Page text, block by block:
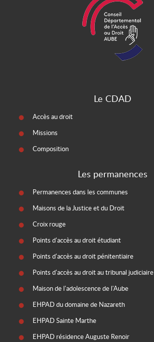
Le CDAD
Accès au droit
Missions
Composition
Les permanences
Permanences dans les communes
Maisons de la Justice et du Droit
Croix rouge
Points d'accès au droit étudiant
Points d'accès au droit pénitentiaire
Points d'accès au droit au tribunal judiciaire
Maison de l'adolescence de l'Aube
EHPAD du domaine de Nazareth
EHPAD Sainte Marthe
EHPAD résidence Auguste Renoir